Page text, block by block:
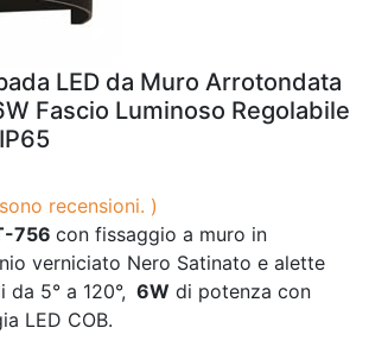
LED da Muro Arrotondata
Fascio Luminoso Regolabile
recensioni. )
756 con fissaggio a muro in
verniciato Nero Satinato e alette
5° a 120°, 6W di potenza con
LED COB.